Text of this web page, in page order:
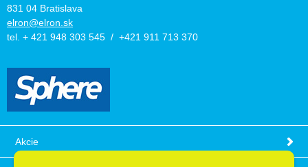
831 04 Bratislava
elron@elron.sk
tel. + 421 948 303 545 / +421 911 713 370
Akcie